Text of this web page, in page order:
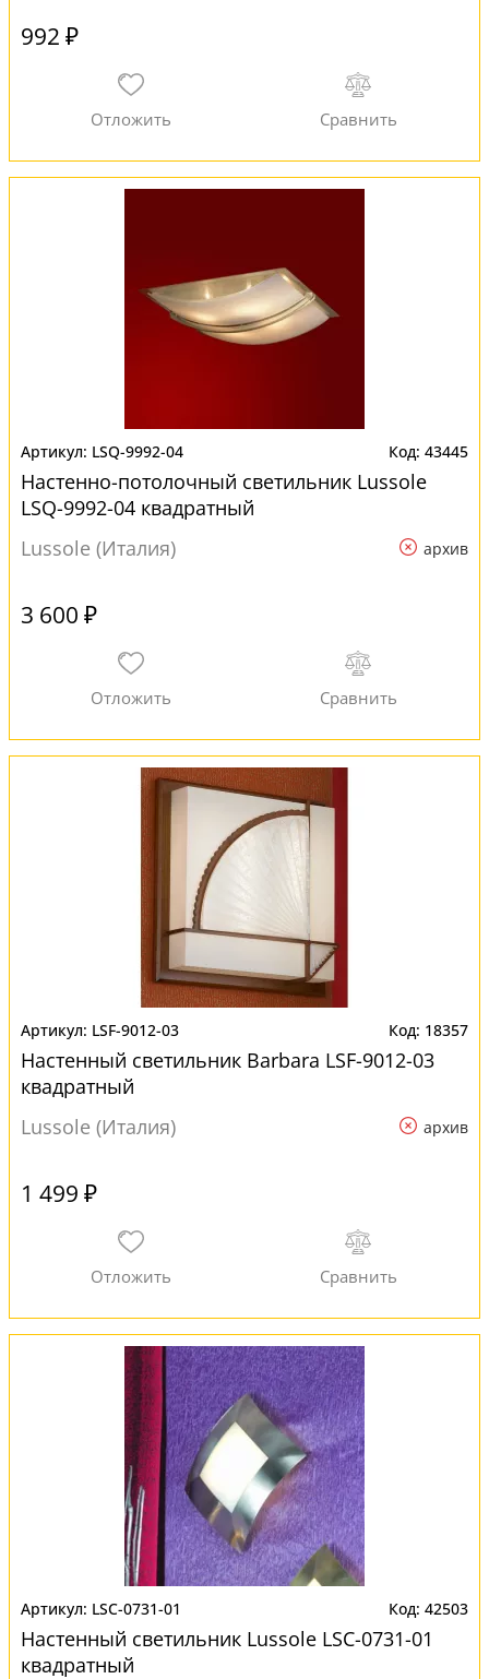
992 ₽
LSQ-9992-04 43445
Настенно-потолочный светильник Lussole
LSQ-9992-04 квадратный
Lussole (Италия)
архив
3 600 ₽
LSF-9012-03 18357
Настенный светильник Barbara LSF-9012-03
квадратный
Lussole (Италия)
архив
1 499 ₽
LSC-0731-01 42503
Настенный светильник Lussole LSC-0731-01
квадратный